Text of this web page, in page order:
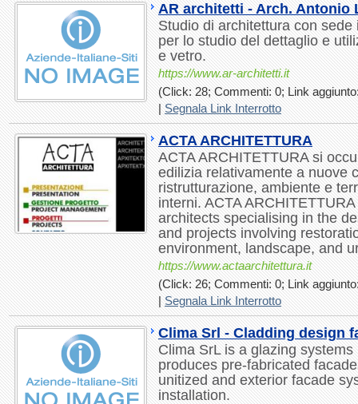
AR architetti - Arch. Antonio
Studio di architettura con
per lo studio del dettaglio e
e vetro.
https://www.ar-architetti.it
(Click: 28; Commenti: 0; Link
|Segnala Link Interrotto
ACTA ARCHITETTURA
ACTA ARCHITETTURA si
edilizia relativamente a nuove
ristrutturazione, ambiente e
interni. ACTA
architects specialising in the
and projects involving
environment, landscape, and
https://www.actaarchitettura.it
(Click: 26; Commenti: 0; Link
|Segnala Link Interrotto
Clima Srl - Cladding design
Clima SrL is a glazing
produces pre-fabricated
unitized and exterior facade
installation.